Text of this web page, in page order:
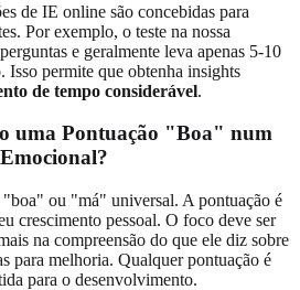
de IE online são concebidas para
Por exemplo, o teste na nossa
e geralmente leva apenas 5-10
Isso permite que obtenha insights
de tempo considerável.
uma Pontuação "Boa" num
ou "má" universal. A pontuação é
crescimento pessoal. O foco deve ser
na compreensão do que ele diz sobre
para melhoria. Qualquer pontuação é
para o desenvolvimento.